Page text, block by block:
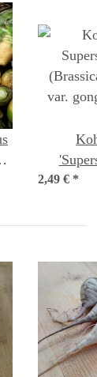
2,49 € *